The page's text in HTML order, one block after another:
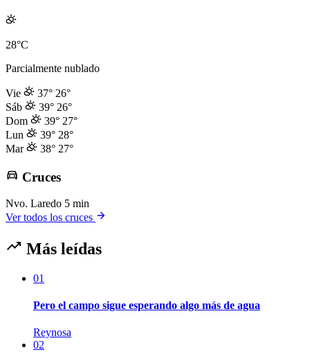
28°C
Parcialmente nublado
Vie 37° 26°
Sáb
39° 26°
Dom
39° 27°
Lun
39° 28°
Mar
38° 27°
Cruces
Nvo. Laredo 5 min
Ver todos los cruces
Más leídas
01
Pero el campo sigue esperando algo más de agua
Reynosa
02